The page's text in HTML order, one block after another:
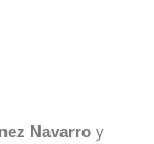
Navarro y